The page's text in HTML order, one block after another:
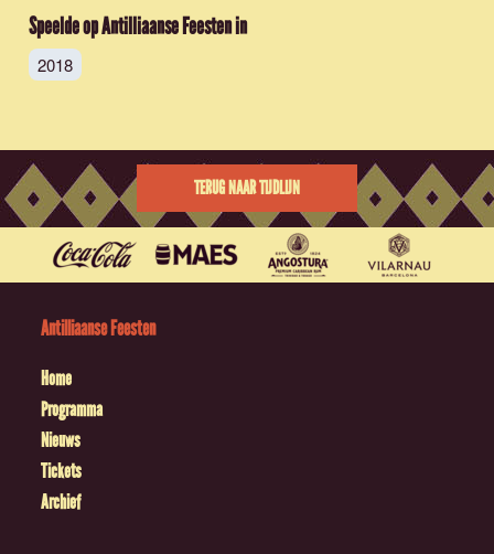
Speelde op Antilliaanse Feesten in
2018
TERUG NAAR TIJDLIJN
Antilliaanse Feesten
Home
Programma
Nieuws
Tickets
Archief